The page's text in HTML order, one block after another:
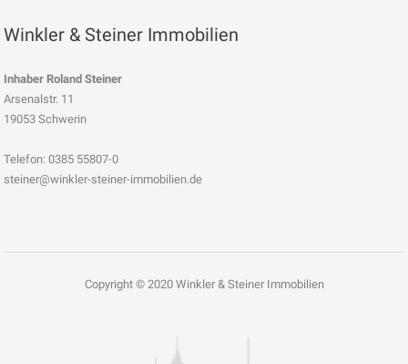
Winkler & Steiner Immobilien
Inhaber Roland Steiner
Arsenalstr. 11
19053 Schwerin
Telefon: 0385 55807-0
steiner@winkler-steiner-immobilien.de
Copyright © 2020 Winkler & Steiner Immobilien